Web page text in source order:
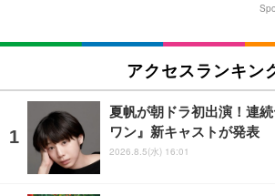
アクセスランキン
夏帆が朝ドラ初出演！連
ワン』新キャストが発表
2026.8.5(水) 16:01